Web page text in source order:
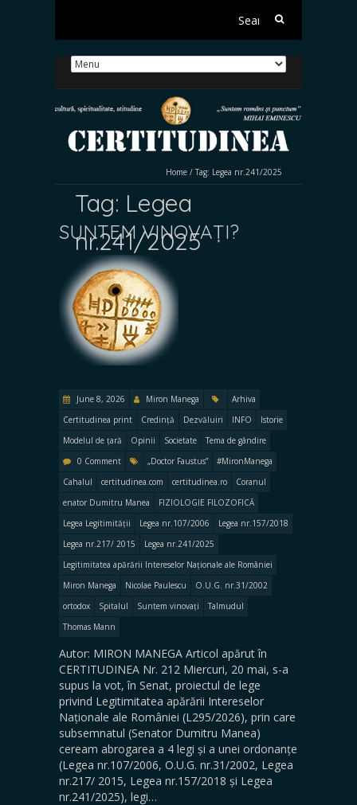
Search
Home / Tag: Legea nr.241/2025
Tag: Legea
nr.241/2025
SUNTEM VINOVAȚI?
June 8, 2026 Miron Manega
Arhiva
Certitudinea print
Credință Dezvăluiri INFO
Istorie
Modelul de țară
Opinii Societate
Tema de gândire
0 Comment
„Doctor Faustus”
#MironManega
Cahalul
certitudinea.com certitudinea.ro
Coranul
enator Dumitru Manea
FIZIOLOGIE FILOZOFICĂ
Legea Legitimității
Legea nr.107/2006
Legea nr.157/2018
Legea nr.217/ 2015
Legea nr.241/2025
Legitimitatea apărării Intereselor Naționale ale României
Miron Manega
Nicolae Paulescu
O.U.G. nr.31/2002
ortodox
Spitalul Suntem vinovați
Talmudul
Thomas Mann
Autor: MIRON MANEGA Articol apărut în
CERTITUDINEA Nr. 212 Miercuri, 20 mai, s-a
supus la vot, în Senat, proiectul de lege
privind Legitimitatea apărării Intereselor
Naționale ale României (L295/2026), prin care
subsemnatul (Senator Dumitru Manea)
ceream abrogarea a 4 legi și a unei ordonanțe
(Legea nr.107/2006, O.U.G. nr.31/2002, Legea
nr.217/ 2015, Legea nr.157/2018 și Legea
nr.241/2025), legi…